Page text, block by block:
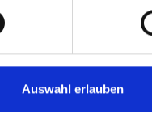
Auswahl erlauben
29
29